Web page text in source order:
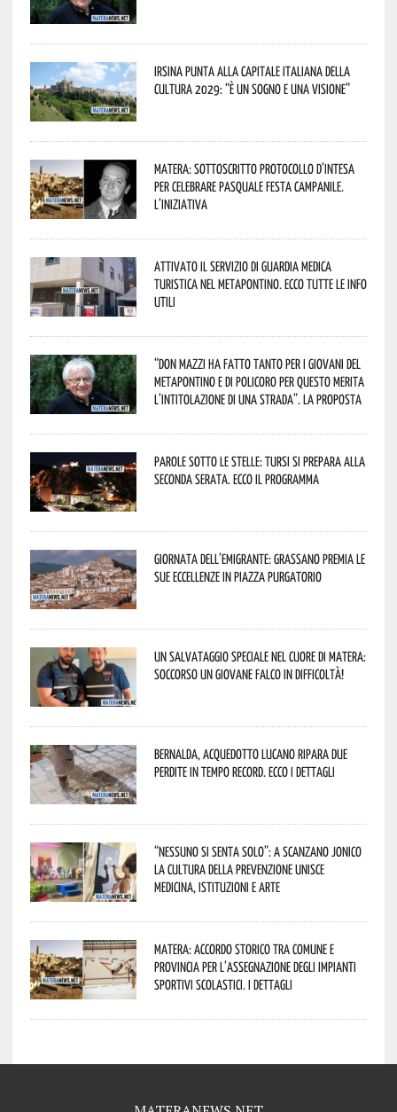
Irsina punta alla Capitale italiana della
Cultura 2029: “È un sogno e una visione”
Matera: sottoscritto protocollo d’intesa
per celebrare Pasquale Festa Campanile.
L’iniziativa
Attivato il servizio di Guardia Medica
Turistica nel Metapontino. Ecco tutte le info
utili
“Don Mazzi ha fatto tanto per i giovani del
Metapontino e di Policoro per questo merita
l’intitolazione di una strada”. La proposta
Parole sotto le stelle: Tursi si prepara alla
seconda serata. Ecco il programma
Giornata dell’Emigrante: Grassano premia le
sue eccellenze in Piazza Purgatorio
Un salvataggio speciale nel cuore di Matera:
soccorso un giovane falco in difficoltà!
Bernalda, Acquedotto Lucano ripara due
perdite in tempo record. Ecco i dettagli
“Nessuno si senta solo”: a Scanzano Jonico
la cultura della prevenzione unisce
medicina, istituzioni e arte
Matera: accordo storico tra Comune e
Provincia per l’assegnazione degli impianti
sportivi scolastici. I dettagli